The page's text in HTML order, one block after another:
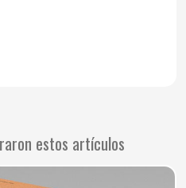
estos artículos